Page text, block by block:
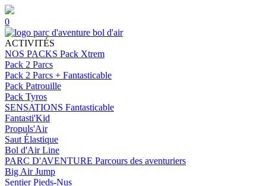
0
ACTIVITÉS
NOS PACKS Pack Xtrem
Pack 2 Parcs
Pack 2 Parcs + Fantasticable
Pack Patrouille
Pack Tyros
SENSATIONS Fantasticable
Fantasti'Kid
Propuls'Air
Saut Élastique
Bol d'Air Line
PARC D'AVENTURE Parcours des aventuriers
Big Air Jump
Sentier Pieds-Nus